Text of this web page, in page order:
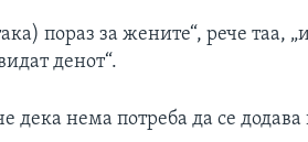
пораз за жените“, рече таа,
денот“.
дека нема потреба да се додава